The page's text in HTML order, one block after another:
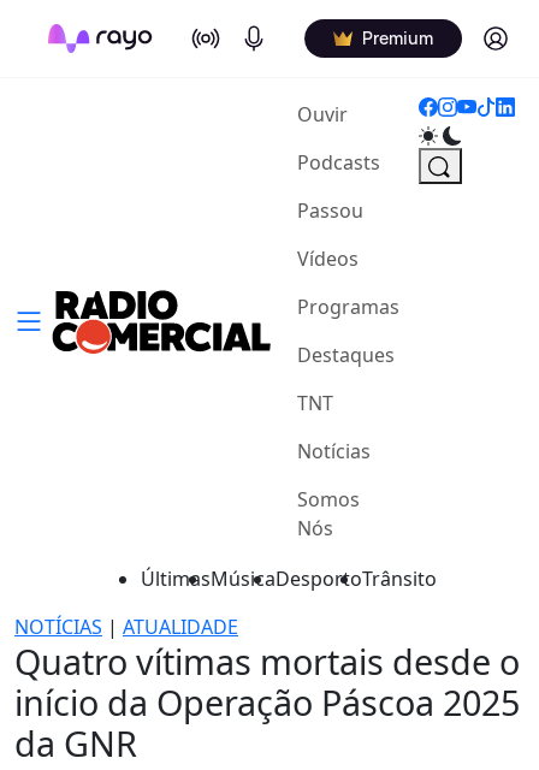
On Air Podcasts Premium Log in
Ouvir(current)
Podcasts
Passou
Vídeos
Programas
Destaques
TNT
Notícias
Somos
Nós
ÚltimasMúsicaDesportoTrânsito
NOTÍCIAS | ATUALIDADE
Quatro vítimas mortais desde o
início da Operação Páscoa 2025
da GNR